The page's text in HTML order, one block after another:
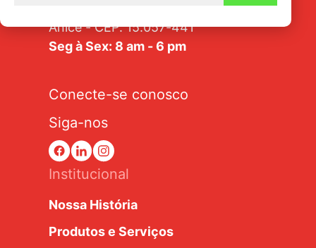
Av. Tarraf, 2570/2580 - Jardim
Anice - CEP: 15.057-441
Seg à Sex: 8 am - 6 pm
Conecte-se conosco
Siga-nos
Institucional
Nossa História
Produtos e Serviços